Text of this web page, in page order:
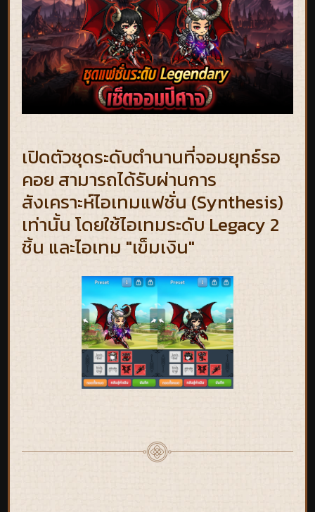
เปิดตัวชุดระดับตำนานที่จอมยุทธ์รอ
คอย สามารถได้รับผ่านการ
สังเคราะห์ไอเทมแฟชั่น (Synthesis)
เท่านั้น โดยใช้ไอเทมระดับ Legacy 2
ชิ้น และไอเทม "เข็มเงิน"